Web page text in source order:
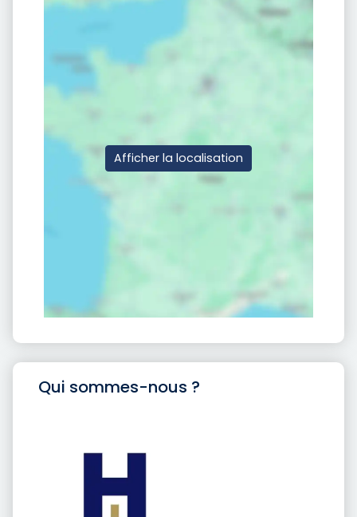
Afficher la localisation
Qui sommes-nous ?